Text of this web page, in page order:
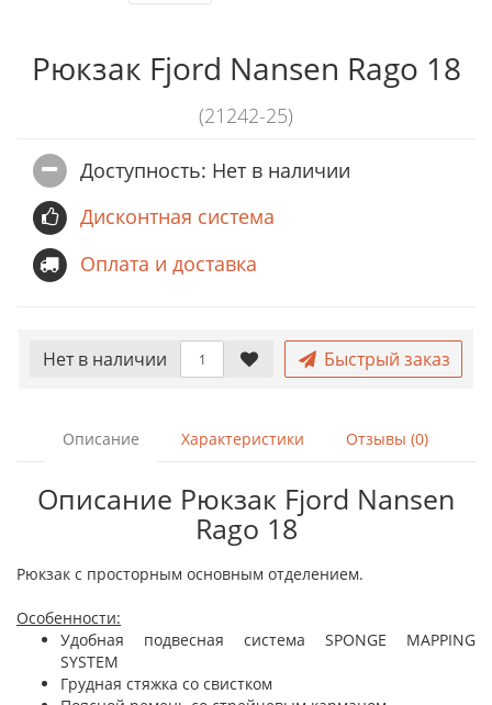
Рюкзак Fjord Nansen Rago 18
(21242-25)
Доступность: Нет в наличии
Дисконтная система
Оплата и доставка
Нет в наличии Быстрый заказ
Описание Характеристики Отзывы (0)
Описание Рюкзак Fjord Nansen
Rago 18
Рюкзак с просторным основным отделением.
Особенности:
Удобная подвесная система SPONGE MAPPING
SYSTEM
Грудная стяжка со свистком